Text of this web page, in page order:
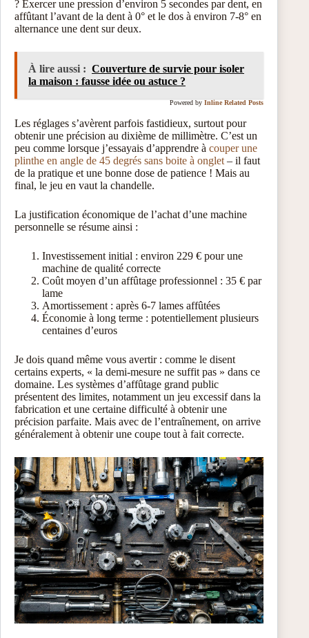
? Exercer une pression d’environ 5 secondes par dent, en
affûtant l’avant de la dent à 0° et le dos à environ 7-8° en
alternance une dent sur deux.
À lire aussi : Couverture de survie pour isoler
la maison : fausse idée ou astuce ?
Powered by Inline Related Posts
Les réglages s’avèrent parfois fastidieux, surtout pour
obtenir une précision au dixième de millimètre. C’est un
peu comme lorsque j’essayais d’apprendre à couper une
plinthe en angle de 45 degrés sans boite à onglet – il faut
de la pratique et une bonne dose de patience ! Mais au
final, le jeu en vaut la chandelle.
La justification économique de l’achat d’une machine
personnelle se résume ainsi :
Investissement initial : environ 229 € pour une
machine de qualité correcte
Coût moyen d’un affûtage professionnel : 35 € par
lame
Amortissement : après 6-7 lames affûtées
Économie à long terme : potentiellement plusieurs
centaines d’euros
Je dois quand même vous avertir : comme le disent
certains experts, « la demi-mesure ne suffit pas » dans ce
domaine. Les systèmes d’affûtage grand public
présentent des limites, notamment un jeu excessif dans la
fabrication et une certaine difficulté à obtenir une
précision parfaite. Mais avec de l’entraînement, on arrive
généralement à obtenir une coupe tout à fait correcte.